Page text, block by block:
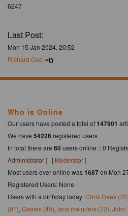
6247
Last Post:
Mon 15 Jan 2024, 20:52
Richard Oud
Who is Online
Our users have posted a total of147901
We have 54226 registered users
In total there are 60 users online :: 0
Administrator] [ Moderator]
Most users ever online was1687on Mon
Registered Users: None
Users with a birthday today:Chris Dees (70)
(91), Gaaies (40), jans meinders (72), John